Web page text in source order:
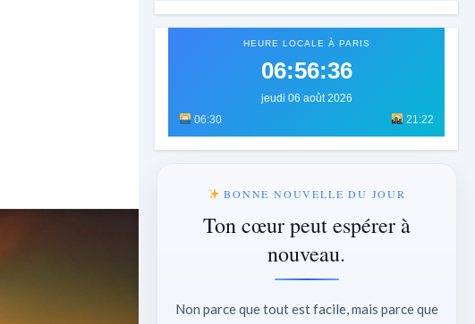
HEURE LOCALE À PARIS
06:56:38
jeudi 06 août 2026
06:30
21:22
BONNE NOUVELLE DU JOUR
Ton cœur peut espérer à
nouveau.
Non parce que tout est facile, mais parce que